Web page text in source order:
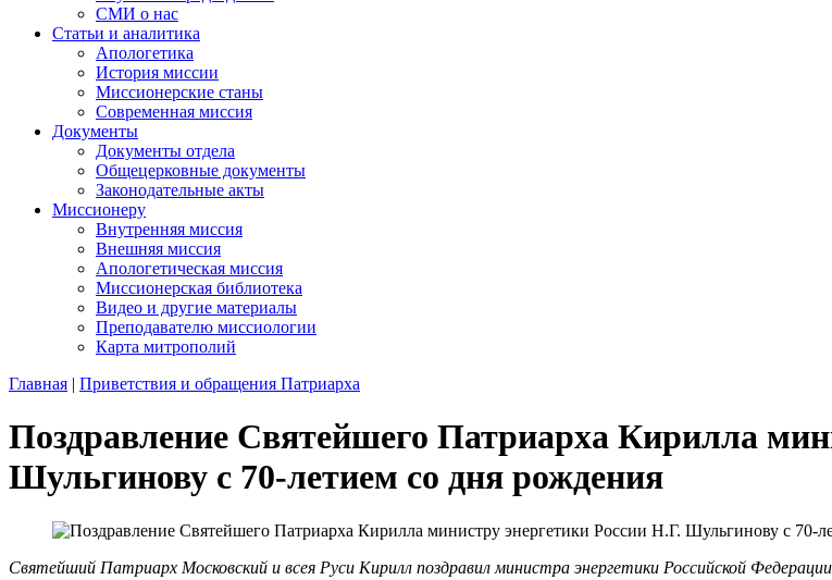
СМИ о нас
Статьи и аналитика
Апологетика
История миссии
Миссионерские станы
Современная миссия
Документы
Документы отдела
Общецерковные документы
Законодательные акты
Миссионеру
Внутренняя миссия
Внешняя миссия
Апологетическая миссия
Миссионерская библиотека
Видео и другие материалы
Преподавателю миссиологии
Карта митрополий
Главная | Приветствия и обращения Патриарха
Поздравление Святейшего Патриарха Кирилла
Шульгинову с 70-летием со дня рождения
Святейший Патриарх Московский и всея Руси Кирилл поздравил министра энергетики Российской